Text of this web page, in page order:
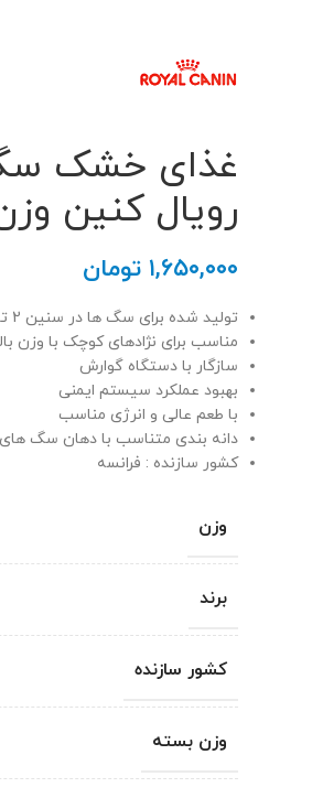
رویال کنین وزن 800
۱,۶۵۰,۰۰۰ تومان
تولید شده برای سگ ها در سنین 2 تا 10 ماهگی
مناسب برای نژادهای کوچک با وزن بالغ 1 تا 10
سازگار با دستگاه گوارش
بهبود عملکرد سیستم ایمنی
با طعم عالی و انرژی مناسب
دانه بندی متناسب با دهان سگ
کشور سازنده : فرانسه
وزن
برند
کشور سازنده
وزن بسته